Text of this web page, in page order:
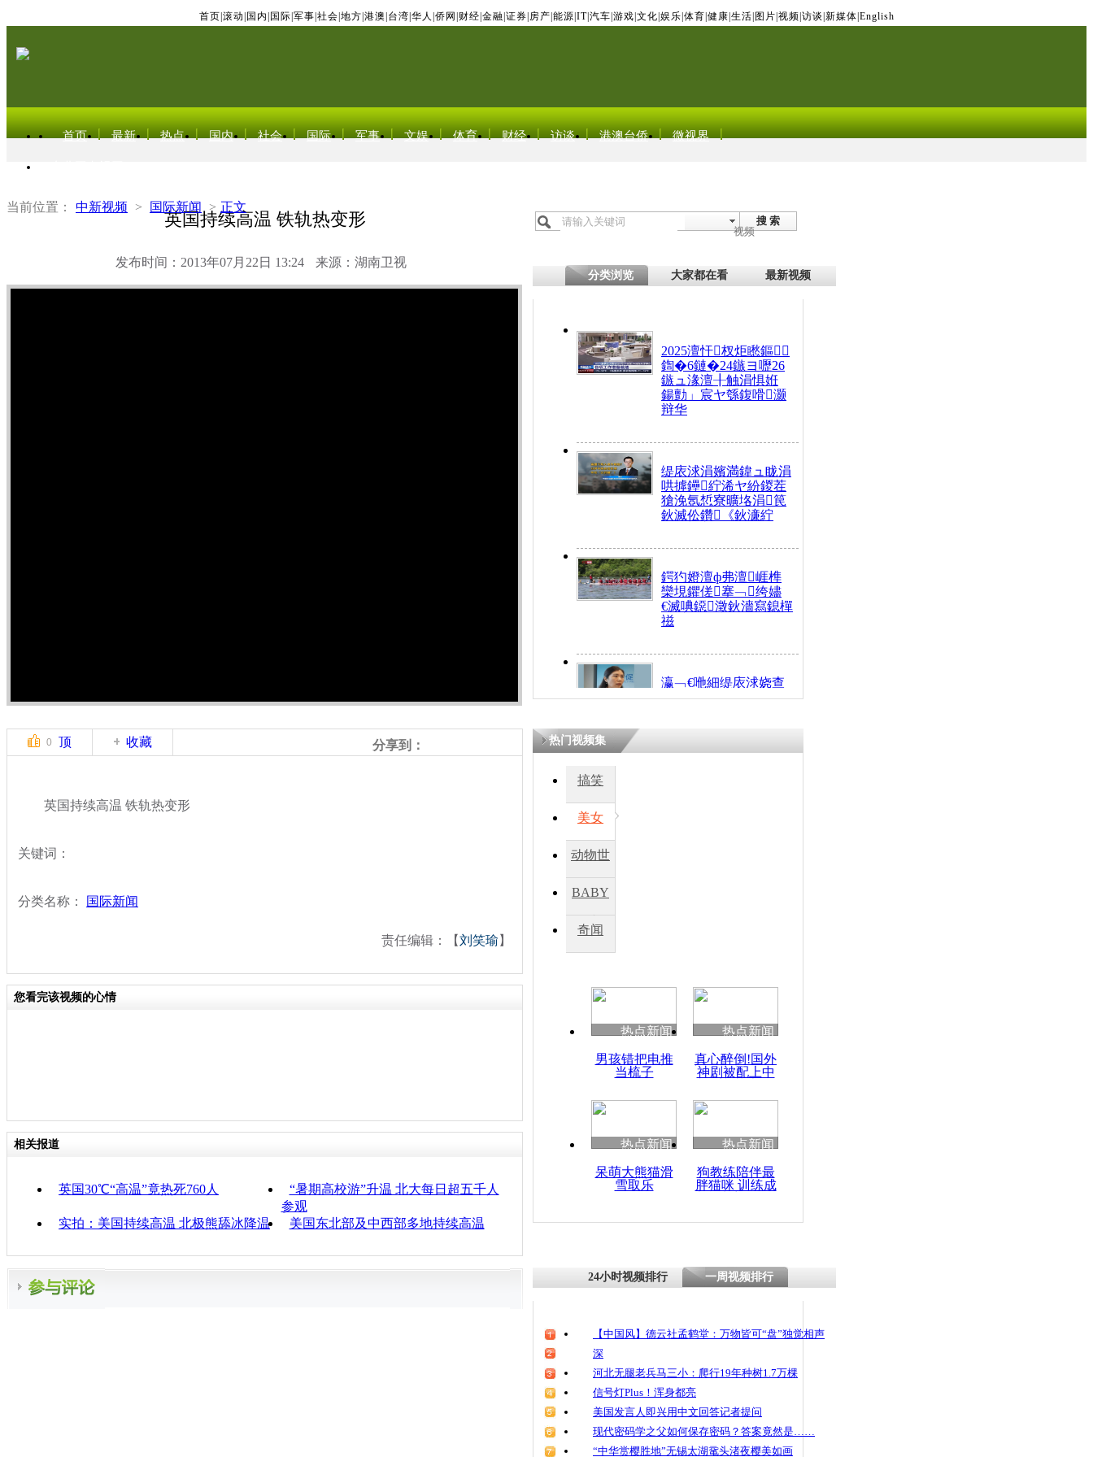
首页 滚动 国内 国际 军事 社会 地方 港澳 台湾 华人 侨网 财经 金融 证券 房产 能源 IT| 汽车 游戏 文化 娱乐 体育 健康 生活 图片 视频 访谈 新媒体 English
首页 最新 热点 国内 社会 国际 军事 文娱 体育 财经 访谈 港澳台侨 微视界
当前位置： 中新视频 > 国际新闻 > 正文
英国持续高温 铁轨热变形
发布时间：2013年07月22日 13:24 来源：湖南卫视
搜 索
视频
分类浏览 大家都在看 最新视频
2025澶忓杈炬矁鏂
鍧�6鏈�24鏃ヨ嚦26
鏃ュ湪澶╂触涓惧姙
鍚勯」宸ヤ綔鍑嗗灏
辩华
缇庡浗涓嬪満鍏ュ眬涓
哄摢鑸紵浠ヤ紛鍐茬
獊浼氬惁寮曠垎涓笢
鈥滅伀鑽《鈥濓紵
鍔犳嬁澶ф弗澶崕榫
欒垷鑺傞搴﹁绔嬧
€滅唺鐚澂鈥濇寫鎴樿
禌
瀛﹁€咃細缇庡浗娆查
€间笢鍗椾簹涓庝腑鍥
瘑灞€
0 顶 收藏 分享到：
英国持续高温 铁轨热变形
关键词：
分类名称： 国际新闻
责任编辑：【刘笑瑜 】
您看完该视频的心情
相关报道
英国30℃“高温”竟热死760人
“暑期高校游”升温 北大每日超五千人
参观
实拍：美国持续高温 北极熊舔冰降温
美国东北部及中西部多地持续高温
热门视频集
搞笑
美女
动物世
BABY
秀
奇闻
热点新闻
男孩错把电推
当梳子
热点新闻
真心醉倒!国外
神剧被配上中
热点新闻
呆萌大熊猫滑
雪取乐
热点新闻
狗教练陪伴最
胖猫咪 训练成
24小时视频排行 一周视频排行
【中国风】德云社孟鹤堂：万物皆可“盘”独觉相声
深
河北无腿老兵马三小：爬行19年种树1.7万棵
信号灯Plus！浑身都亮
美国发言人即兴用中文回答记者提问
现代密码学之父如何保存密码？答案竟然是……
“中华赏樱胜地”无锡太湖鼋头渚夜樱美如画